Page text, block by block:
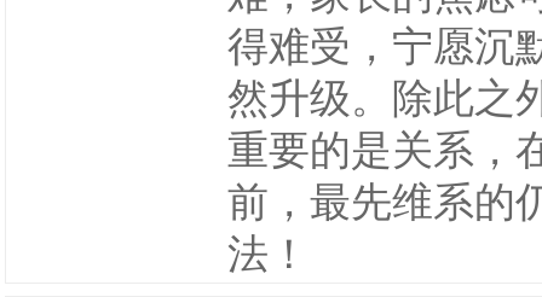
得难受，宁愿沉
然升级。除此之
重要的是关系，
前，最先维系
法！